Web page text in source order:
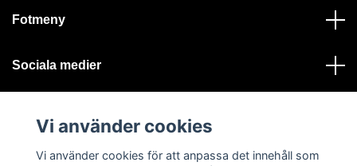
Fotmeny
Sociala medier
Vi använder cookies
Vi använder cookies för att anpassa det innehåll som